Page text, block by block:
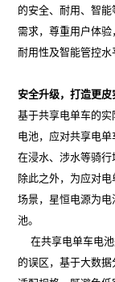
的安全、耐用、智
需求，尊重用户体
耐用性及智能管控水
安全升级，打造更
基于共享电单车的
电池，应对共享电
在浸水、涉水等骑行
除此之外，为应对
场景，星恒电源为
池。
在共享电单车电池
的误区，基于大数据